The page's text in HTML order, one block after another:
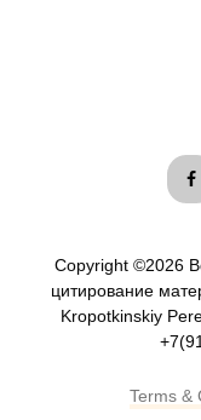
Copyright ©2026
цитирование
Kropotkinskiy
Terms &